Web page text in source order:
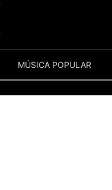
MÚSICA POPULAR